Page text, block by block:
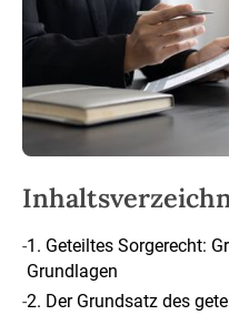
-1. Geteiltes Sorgerecht:
Grundlagen
-2. Der Grundsatz des